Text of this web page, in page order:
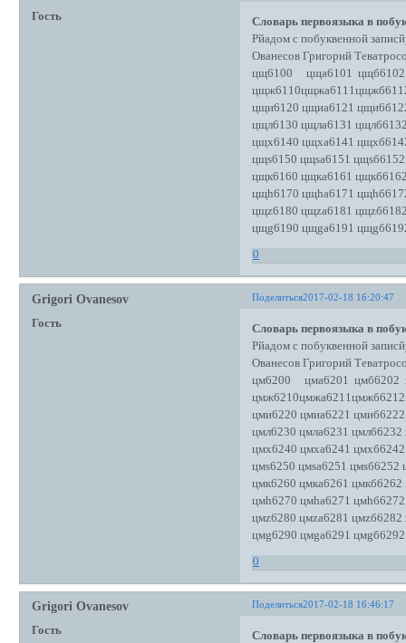
Гость
Словарь первоязыка в
Рйадом с побуквенной
Ованесов Григорий
цщ6100 цща6101
цщи6120 цщиа6121
цщл6130 цщла6131
цщх6140 цщха6141
цщs6150 цщsа6151
цщк6160 цщка6161
цщh6170 цщhа6171
цщz6180 цщzа6181
цщg6190 цщgа6191
0
Поделиться2017-02-18 16:20:47
Grigori Ovanesov
Гость
Словарь первоязыка в
Рйадом с побуквенной
Ованесов Григорий
цм6200 цма6201 цмб6202
цми6220 цмиа6221
цмл6230 цмла6231
цмх6240 цмха6241
цмs6250 цмsа6251 цмsб6252
цмк6260 цмка6261
цмh6270 цмhа6271
цмz6280 цмzа6281
цмg6290 цмgа6291
0
Поделиться2017-02-18 16:46:17
Grigori Ovanesov
Гость
Словарь первоязыка в